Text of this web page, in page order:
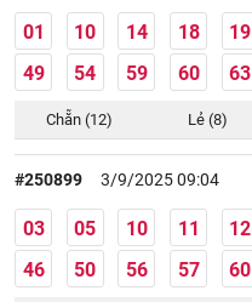
01 10 14 18 19
49
54 59 60 63
Chẵn (12) Lẻ (8)
#250899 3/9/2025 09:04
03 05 10 11 12
46
50 56 57 60